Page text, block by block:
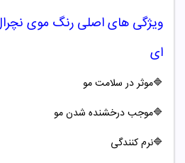
ویژگی های اصلی رنگ موی
ای
🔷موثر در سلامت مو
🔷موجب درخشنده شدن مو
🔷نرم کنندگی